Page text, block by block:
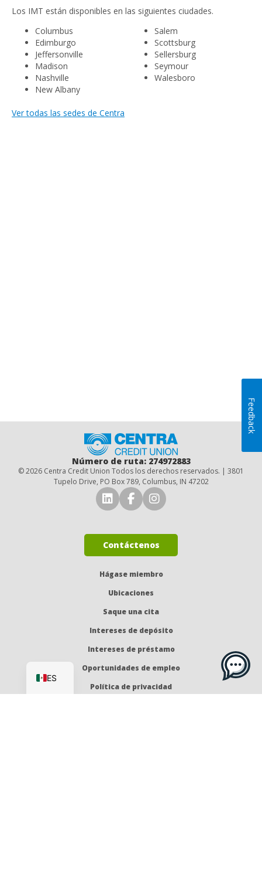
Los IMT están disponibles en las siguientes ciudades.
Columbus
Edimburgo
Jeffersonville
Madison
Nashville
New Albany
Salem
Scottsburg
Sellersburg
Seymour
Walesboro
Ver todas las sedes de Centra
Número de ruta: 274972883
© 2026 Centra Credit Union Todos los derechos reservados. | 3801
Tupelo Drive, PO Box 789, Columbus, IN 47202
Conéctese con nosotros en
Conéctese con
Síguenos en
Contáctenos
Hágase miembro
Ubicaciones
Saque una cita
Intereses de depósito
Intereses de préstamo
Oportunidades de empleo
Política de privacidad
ES
Feedback